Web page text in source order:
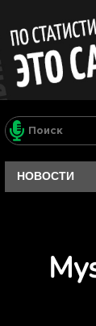
НОВОСТИ